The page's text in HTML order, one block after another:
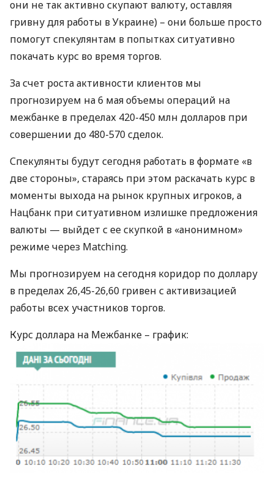
они не так активно скупают валюту, оставляя
гривну для работы в Украине) – они больше просто
помогут спекулянтам в попытках ситуативно
покачать курс во время торгов.
За счет роста активности клиентов мы
прогнозируем на 6 мая объемы операций на
межбанке в пределах 420-450 млн долларов при
совершении до 480-570 сделок.
Спекулянты будут сегодня работать в формате «в
две стороны», стараясь при этом раскачать курс в
моменты выхода на рынок крупных игроков, а
Нацбанк при ситуативном излишке предложения
валюты — выйдет с ее скупкой в «анонимном»
режиме через Matching.
Мы прогнозируем на сегодня коридор по доллару
в пределах 26,45-26,60 гривен с активизацией
работы всех участников торгов.
Курс доллара на Межбанке – график: